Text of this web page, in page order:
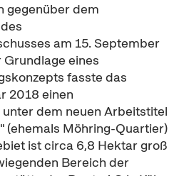
gegenüber dem
am 15. September
eines
fasste das
2018 einen
dem neuen Arbeitstitel
(ehemals Möhring-Quartier)
ist circa 6,8 Hektar groß
Bereich der